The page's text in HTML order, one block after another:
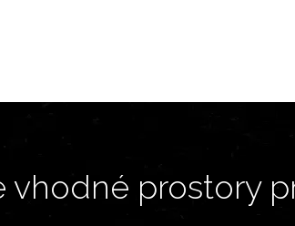
vhodné prostory